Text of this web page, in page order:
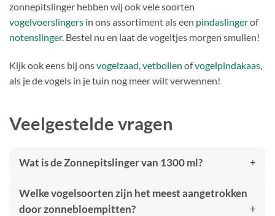
zonnepitslinger hebben wij ook vele soorten
vogelvoerslingers in ons assortiment als een pindaslingerof
notenslinger. Bestel nu en laat de vogeltjes morgen smullen!
Kijk ook eens bij onsvogelzaad,vetbollen ofvogelpindakaas,
als je de vogels in je tuin nog meer wilt verwennen!
Veelgestelde vragen
Wat is de Zonnepitslinger van 1300 ml?
Welke vogelsoorten zijn het meest aangetrokken
door zonnebloempitten?